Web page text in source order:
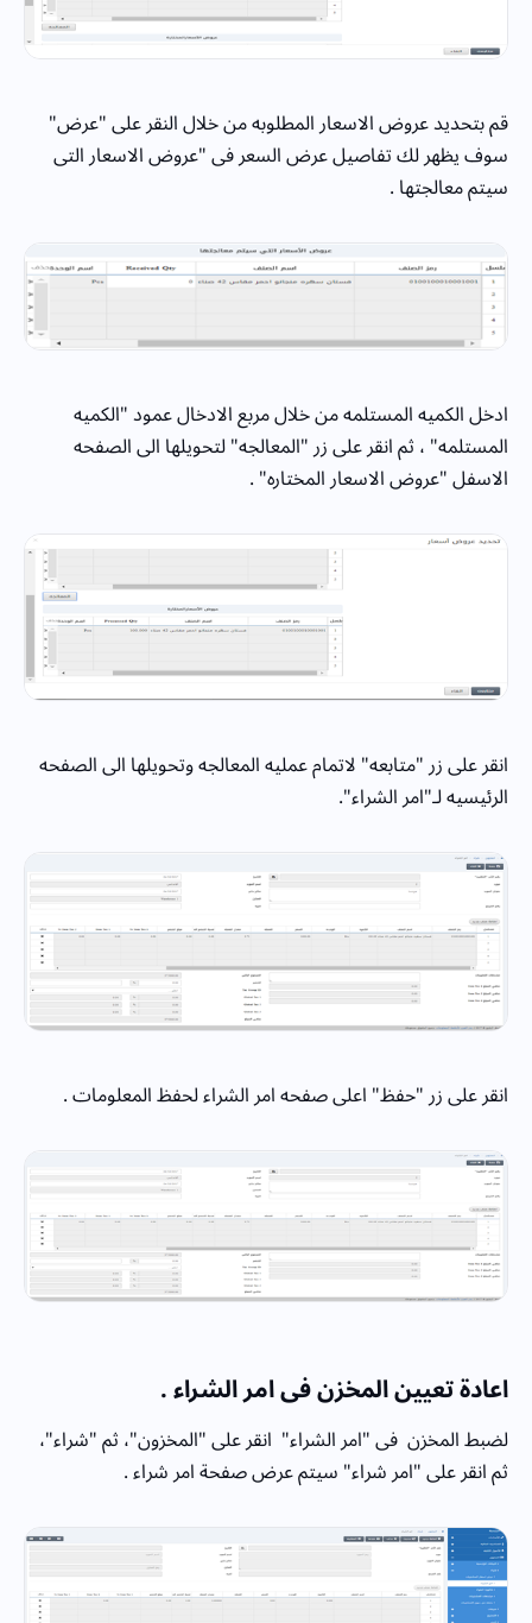
قم بتحديد عروض الاسعار المطلوبه من خلال النقر على "عرض"
سوف يظهر لك تفاصيل عرض السعر فى "عروض الاسعار التى
سيتم معالجتها .
ادخل الكميه المستلمه من خلال مربع الادخال عمود "الكميه
المستلمه" ، ثم انقر على زر "المعالجه" لتحويلها الى الصفحه
الاسفل "عروض الاسعار المختاره" .
انقر على زر "متابعه" لاتمام عمليه المعالجه وتحويلها الى الصفحه
الرئيسيه لـ"امر الشراء".
انقر على زر "حفظ" اعلى صفحه امر الشراء لحفظ المعلومات .
اعادة تعيين المخزن فى امر الشراء .
لضبط المخزن فى "امر الشراء" انقر على "المخزون"، ثم "شراء"،
ثم انقر على "امر شراء" سيتم عرض صفحة امر شراء .